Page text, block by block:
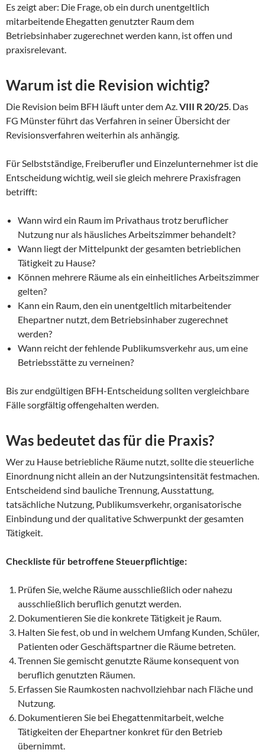
Es zeigt aber: Die Frage, ob ein durch unentgeltlich
mitarbeitende Ehegatten genutzter Raum dem
Betriebsinhaber zugerechnet werden kann, ist offen und
praxisrelevant.
Warum ist die Revision wichtig?
Die Revision beim BFH läuft unter dem Az. VIII R 20/25 . Das
FG Münster führt das Verfahren in seiner Übersicht der
Revisionsverfahren weiterhin als anhängig.
Für Selbstständige, Freiberufler und Einzelunternehmer ist die
Entscheidung wichtig, weil sie gleich mehrere Praxisfragen
betrifft:
Wann wird ein Raum im Privathaus trotz beruflicher
Nutzung nur als häusliches Arbeitszimmer behandelt?
Wann liegt der Mittelpunkt der gesamten betrieblichen
Tätigkeit zu Hause?
Können mehrere Räume als ein einheitliches Arbeitszimmer
gelten?
Kann ein Raum, den ein unentgeltlich mitarbeitender
Ehepartner nutzt, dem Betriebsinhaber zugerechnet
werden?
Wann reicht der fehlende Publikumsverkehr aus, um eine
Betriebsstätte zu verneinen?
Bis zur endgültigen BFH-Entscheidung sollten vergleichbare
Fälle sorgfältig offengehalten werden.
Was bedeutet das für die Praxis?
Wer zu Hause betriebliche Räume nutzt, sollte die steuerliche
Einordnung nicht allein an der Nutzungsintensität festmachen.
Entscheidend sind bauliche Trennung, Ausstattung,
tatsächliche Nutzung, Publikumsverkehr, organisatorische
Einbindung und der qualitative Schwerpunkt der gesamten
Tätigkeit.
Checkliste für betroffene Steuerpflichtige:
Prüfen Sie, welche Räume ausschließlich oder nahezu
ausschließlich beruflich genutzt werden.
Dokumentieren Sie die konkrete Tätigkeit je Raum.
Halten Sie fest, ob und in welchem Umfang Kunden, Schüler,
Patienten oder Geschäftspartner die Räume betreten.
Trennen Sie gemischt genutzte Räume konsequent von
beruflich genutzten Räumen.
Erfassen Sie Raumkosten nachvollziehbar nach Fläche und
Nutzung.
Dokumentieren Sie bei Ehegattenmitarbeit, welche
Tätigkeiten der Ehepartner konkret für den Betrieb
übernimmt.